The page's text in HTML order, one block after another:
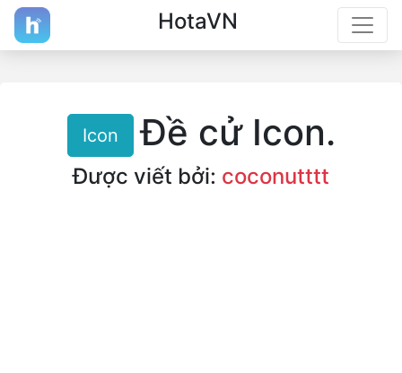
HotaVN
Icon Đề cử Icon.
Được viết bởi: coconutttt